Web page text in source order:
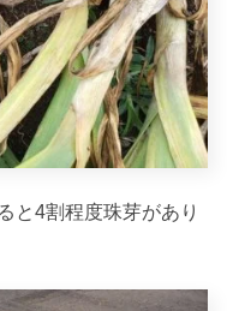
と4割程度珠芽があり